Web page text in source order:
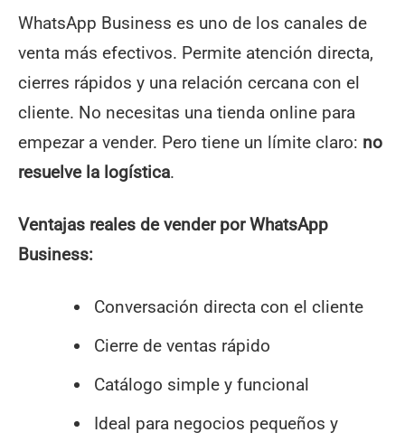
WhatsApp Business es uno de los canales de
venta más efectivos. Permite atención directa,
cierres rápidos y una relación cercana con el
cliente. No necesitas una tienda online para
empezar a vender. Pero tiene un límite claro: no
resuelve la logística.
Ventajas reales de vender por WhatsApp
Business:
Conversación directa con el cliente
Cierre de ventas rápido
Catálogo simple y funcional
Ideal para negocios pequeños y